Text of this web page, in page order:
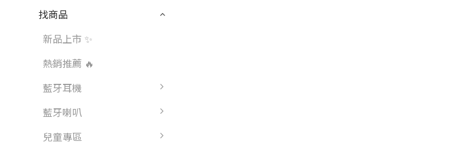
找商品
新品上市 ✨
熱銷推薦 🔥
藍牙耳機
藍牙喇叭
兒童專區